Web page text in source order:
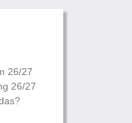
26/27
26/27